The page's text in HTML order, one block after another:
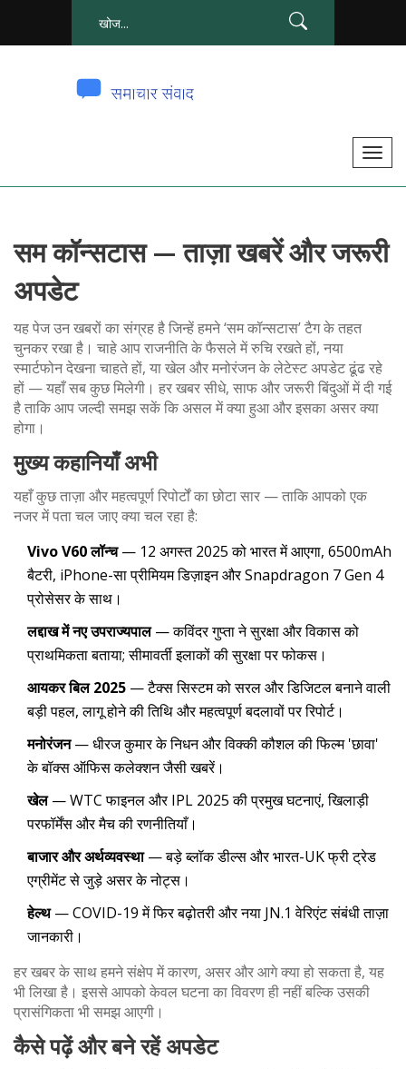
टॉ
सं
र
ना
सम कॉन्सटास — ताज़ा खबरें और जरूरी
अपडेट
यह पेज उन खबरों का संग्रह है जिन्हें हमने ‘सम कॉन्सटास’ टैग के तहत
चुनकर रखा है। चाहे आप राजनीति के फैसले में रुचि रखते हों, नया
स्मार्टफोन देखना चाहते हों, या खेल और मनोरंजन के लेटेस्ट अपडेट ढूंढ रहे
हों — यहाँ सब कुछ मिलेगी। हर खबर सीधे, साफ और जरूरी बिंदुओं में दी गई
है ताकि आप जल्दी समझ सकें कि असल में क्या हुआ और इसका असर क्या
होगा।
मुख्य कहानियाँ अभी
यहाँ कुछ ताज़ा और महत्वपूर्ण रिपोर्टों का छोटा सार — ताकि आपको एक
नजर में पता चल जाए क्या चल रहा है:
Vivo V60 लॉन्च— 12 अगस्त 2025 को भारत में आएगा, 6500mAh
बैटरी, iPhone-सा प्रीमियम डिज़ाइन और Snapdragon 7 Gen 4
प्रोसेसर के साथ।
लद्दाख में नए उपराज्यपाल— कविंदर गुप्ता ने सुरक्षा और विकास को
प्राथमिकता बताया; सीमावर्ती इलाकों की सुरक्षा पर फोकस।
आयकर बिल 2025 — टैक्स सिस्टम को सरल और डिजिटल बनाने वाली
बड़ी पहल, लागू होने की तिथि और महत्वपूर्ण बदलावों पर रिपोर्ट।
मनोरंजन— धीरज कुमार के निधन और विक्की कौशल की फिल्म 'छावा'
के बॉक्स ऑफिस कलेक्शन जैसी खबरें।
खेल— WTC फाइनल और IPL 2025 की प्रमुख घटनाएं, खिलाड़ी
परफॉर्मेंस और मैच की रणनीतियाँ।
बाजार और अर्थव्यवस्था— बड़े ब्लॉक डील्स और भारत-UK फ्री ट्रेड
एग्रीमेंट से जुड़े असर के नोट्स।
हेल्थ— COVID-19 में फिर बढ़ोतरी और नया JN.1 वेरिएंट संबंधी ताज़ा
जानकारी।
हर खबर के साथ हमने संक्षेप में कारण, असर और आगे क्या हो सकता है, यह
भी लिखा है। इससे आपको केवल घटना का विवरण ही नहीं बल्कि उसकी
प्रासंगिकता भी समझ आएगी।
कैसे पढ़ें और बने रहें अपडेट